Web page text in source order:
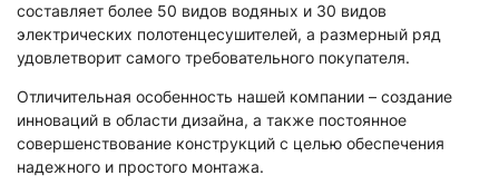
составляет более 50 видов водяных и 30 видов
электрических полотенцесушителей, а размерный ряд
удовлетворит самого требовательного покупателя.
Отличительная особенность нашей компании – создание
инноваций в области дизайна, а также постоянное
совершенствование конструкций с целью обеспечения
надежного и простого монтажа.